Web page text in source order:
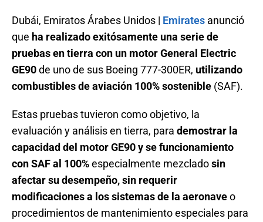
Dubái, Emiratos Árabes Unidos | Emirates anunció
que ha realizado exitósamente una serie de
pruebas en tierra con un motor General Electric
GE90de uno de sus Boeing 777-300ER, utilizando
combustibles de aviación 100% sostenible (SAF).
Estas pruebas tuvieron como objetivo, la
evaluación y análisis en tierra, para demostrar la
capacidad del motor GE90 y se funcionamiento
con SAF al 100%especialmente mezcladosin
afectar su desempeño, sin requerir
modificaciones a los sistemas de la aeronaveo
procedimientos de mantenimiento especiales para